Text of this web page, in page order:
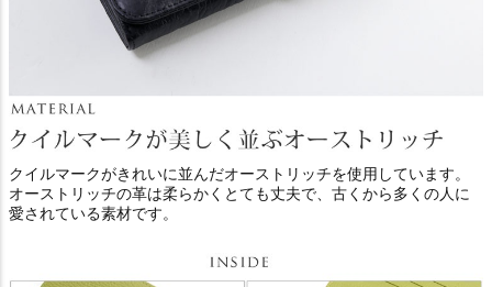
クイルマークがきれいに並んだオーストリッチを使用しています。
オーストリッチの革は柔らかくとても丈夫で、古くから多くの人に
愛されている素材です。